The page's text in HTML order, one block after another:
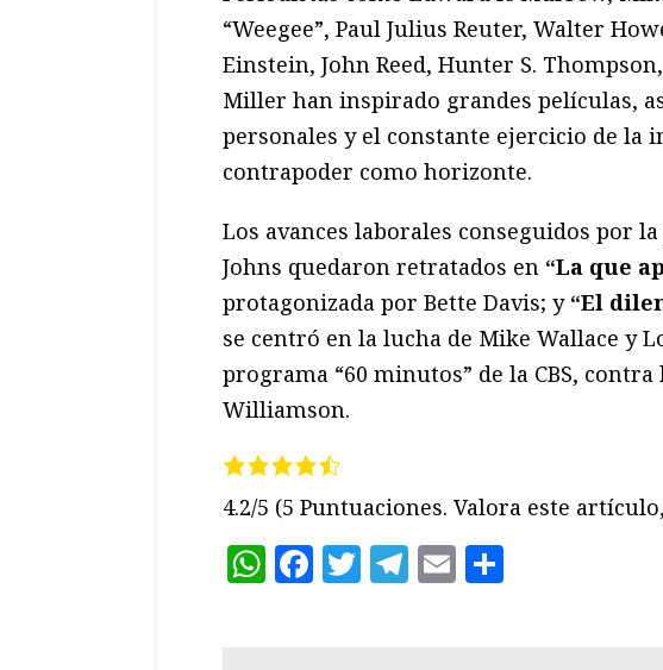
“Weegee”, Paul Julius Reuter, Walter
Einstein, John Reed, Hunter S.
Miller han inspirado grandes películas,
personales y el constante ejercicio de la
contrapoder como horizonte.
Los avances laborales conseguidos por
Johns quedaron retratados en “La que
protagonizada por Bette Davis; y “El
se centró en la lucha de Mike Wallace y
programa “60 minutos” de la CBS,
Williamson.
4.2/5 (5 Puntuaciones. Valora este
WhatsApp
Facebook
Twitter
Telegram
Email